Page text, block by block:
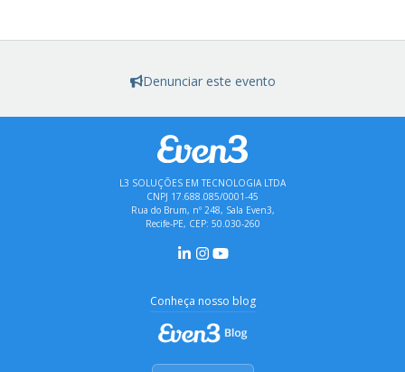
Denunciar este evento
L3 SOLUÇÕES EM TECNOLOGIA LTDA
CNPJ 17.688.085/0001-45
Rua do Brum, nº 248, Sala Even3,
Recife-PE, CEP: 50.030-260
Conheça nosso blog